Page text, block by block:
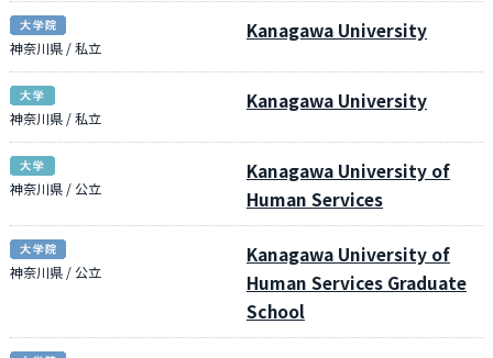
神奈川県 / 私立
Kanagawa University
神奈川県 / 私立
Kanagawa University
神奈川県 / 公立
Kanagawa University of
Human Services
神奈川県 / 公立
Kanagawa University of
Human Services Graduate
School